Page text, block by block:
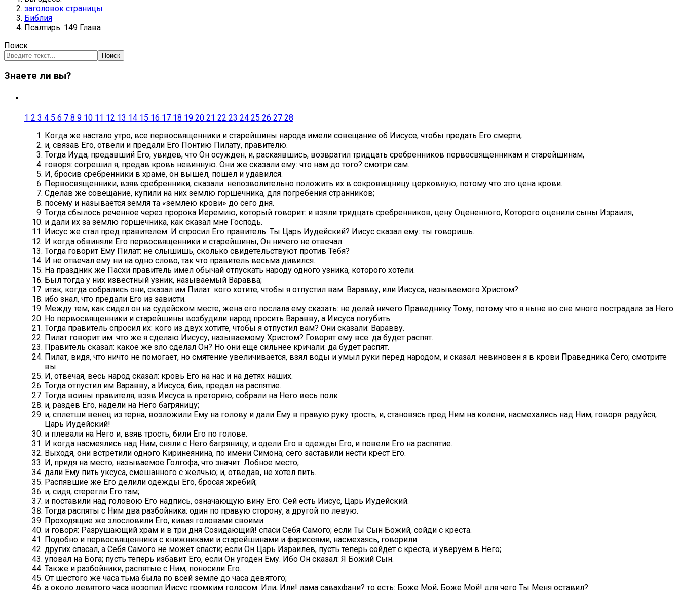
заголовок страницы
Библия
Псалтирь. 149 Глава
Поиск
Поиск
Знаете ли вы?
1 2 3 4 5 6 7 8 9 10 11 12 13 14 15 16 17 18 19 20 21 22 23 24 25 26 27 28
Когда же настало утро, все первосвященники и старейшины народа имели совещание об Иисусе, чтобы предать Его смерти;
и, связав Его, отвели и предали Его Понтию Пилату, правителю.
Тогда Иуда, предавший Его, увидев, что Он осужден, и, раскаявшись, возвратил тридцать сребренников первосвященникам и старейшинам,
говоря: согрешил я, предав кровь невинную. Они же сказали ему: что нам до того? смотри сам.
И, бросив сребренники в храме, он вышел, пошел и удавился.
Первосвященники, взяв сребренники, сказали: непозволительно положить их в сокровищницу церковную, потому что это цена крови.
Сделав же совещание, купили на них землю горшечника, для погребения странников;
посему и называется земля та «землею крови» до сего дня.
Тогда сбылось реченное через пророка Иеремию, который говорит: и взяли тридцать сребренников, цену Оцененного, Которого оценили сыны Израиля,
и дали их за землю горшечника, как сказал мне Господь.
Иисус же стал пред правителем. И спросил Его правитель: Ты Царь Иудейский? Иисус сказал ему: ты говоришь.
И когда обвиняли Его первосвященники и старейшины, Он ничего не отвечал.
Тогда говорит Ему Пилат: не слышишь, сколько свидетельствуют против Тебя?
И не отвечал ему ни на одно слово, так что правитель весьма дивился.
На праздник же Пасхи правитель имел обычай отпускать народу одного узника, которого хотели.
Был тогда у них известный узник, называемый Варавва;
итак, когда собрались они, сказал им Пилат: кого хотите, чтобы я отпустил вам: Варавву, или Иисуса, называемого Христом?
ибо знал, что предали Его из зависти.
Между тем, как сидел он на судейском месте, жена его послала ему сказать: не делай ничего Праведнику Тому, потому что я ныне во сне много пострадала за Него.
Но первосвященники и старейшины возбудили народ просить Варавву, а Иисуса погубить.
Тогда правитель спросил их: кого из двух хотите, чтобы я отпустил вам? Они сказали: Варавву.
Пилат говорит им: что же я сделаю Иисусу, называемому Христом? Говорят ему все: да будет распят.
Правитель сказал: какое же зло сделал Он? Но они еще сильнее кричали: да будет распят.
Пилат, видя, что ничто не помогает, но смятение увеличивается, взял воды и умыл руки перед народом, и сказал: невиновен я в крови Праведника Сего; смотрите
вы.
И, отвечая, весь народ сказал: кровь Его на нас и на детях наших.
Тогда отпустил им Варавву, а Иисуса, бив, предал на распятие.
Тогда воины правителя, взяв Иисуса в преторию, собрали на Него весь полк
и, раздев Его, надели на Него багряницу;
и, сплетши венец из терна, возложили Ему на голову и дали Ему в правую руку трость; и, становясь пред Ним на колени, насмехались над Ним, говоря: радуйся,
Царь Иудейский!
и плевали на Него и, взяв трость, били Его по голове.
И когда насмеялись над Ним, сняли с Него багряницу, и одели Его в одежды Его, и повели Его на распятие.
Выходя, они встретили одного Киринеянина, по имени Симона; сего заставили нести крест Его.
И, придя на место, называемое Голгофа, что значит: Лобное место,
дали Ему пить уксуса, смешанного с желчью; и, отведав, не хотел пить.
Распявшие же Его делили одежды Его, бросая жребий;
и, сидя, стерегли Его там;
и поставили над головою Его надпись, означающую вину Его: Сей есть Иисус, Царь Иудейский.
Тогда распяты с Ним два разбойника: один по правую сторону, а другой по левую.
Проходящие же злословили Его, кивая головами своими
и говоря: Разрушающий храм и в три дня Созидающий! спаси Себя Самого; если Ты Сын Божий, сойди с креста.
Подобно и первосвященники с книжниками и старейшинами и фарисеями, насмехаясь, говорили:
других спасал, а Себя Самого не может спасти; если Он Царь Израилев, пусть теперь сойдет с креста, и уверуем в Него;
уповал на Бога; пусть теперь избавит Его, если Он угоден Ему. Ибо Он сказал: Я Божий Сын.
Также и разбойники, распятые с Ним, поносили Его.
От шестого же часа тьма была по всей земле до часа девятого;
а около девятого часа возопил Иисус громким голосом: Или, Или! лама савахфани? то есть: Боже Мой, Боже Мой! для чего Ты Меня оставил?